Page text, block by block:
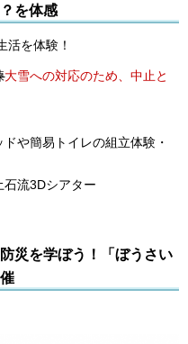
を体感
活を体験！
大雪への対応のため、中止と
や簡易トイレの組立体験・
流3Dシアター
災を学ぼう！「ぼうさい